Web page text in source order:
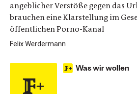
angeblicher Verstöße gegen das
brauchen eine Klarstellung im
öffentlichen Porno-Kanal
Felix Werdermann
Was wir wollen